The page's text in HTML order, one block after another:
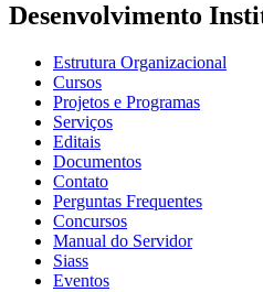
Desenvolvimento
Estrutura Organizacional
Cursos
Projetos e Programas
Serviços
Editais
Documentos
Contato
Perguntas Frequentes
Concursos
Manual do Servidor
Siass
Eventos